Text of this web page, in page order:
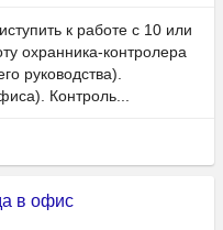
к работе с 10 или
охранника-контролера
руководства).
Контроль...
в офис